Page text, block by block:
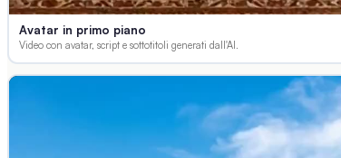
Avatar in primo piano
Video con avatar, script e sottotitoli generati dall'AI.